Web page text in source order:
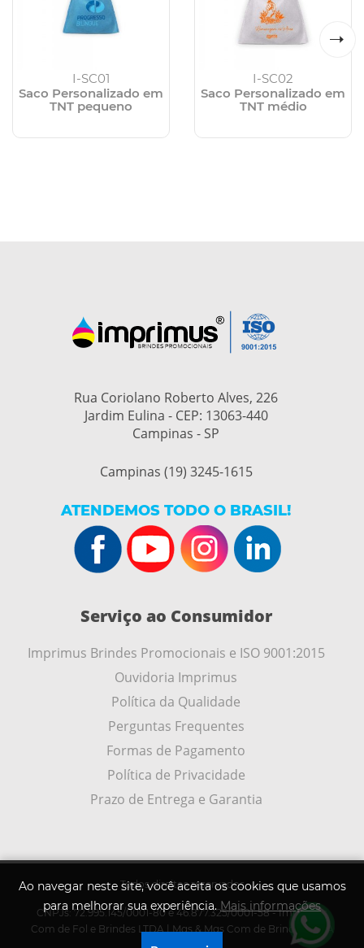
.
I-SC01
Saco Personalizado em
TNT pequeno
I-SC02
Saco Personalizado em
TNT médio
Ao navegar neste site, você aceita os cookies que usamos
para melhorar sua experiência.Mais informações
Rua Coriolano Roberto Alves, 226
Jardim Eulina - CEP: 13063-440
Campinas - SP
Campinas (19) 3245-1615
ATENDEMOS TODO O BRASIL!
Serviço ao Consumidor
Imprimus Brindes Promocionais e ISO 9001:2015
Ouvidoria Imprimus
Política da Qualidade
Perguntas Frequentes
Formas de Pagamento
Política de Privacidade
Prazo de Entrega e Garantia
Todos direitos reservados
CNPJs: 72.995.145/0001-80 e 46.877.325/0001-58 - Imprimus
Com de Fol e Brindes LTDA | Mqs & Mqs Com de Brindes LTDA